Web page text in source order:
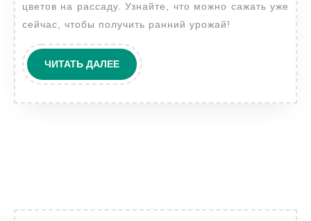
цветов на рассаду. Узнайте, что можно сажать уже
сейчас, чтобы получить ранний урожай!
ЧИТАТЬ ДАЛЕЕЧИТАТЬ
ДАЛЕЕ